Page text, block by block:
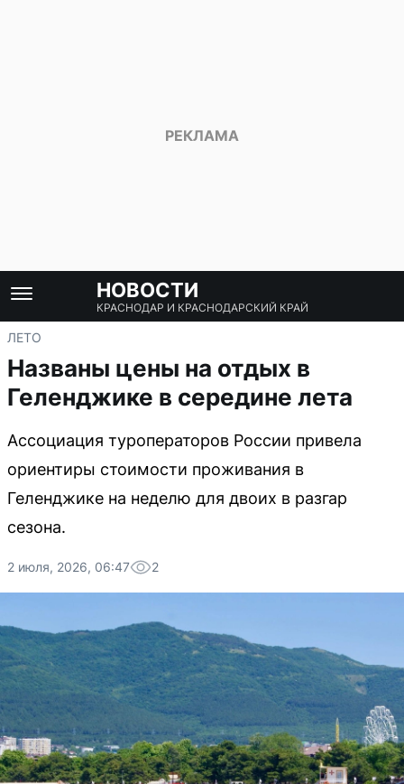
НОВОСТИ
КРАСНОДАР И КРАСНОДАРСКИЙ КРАЙ
ЛЕТО
Названы цены на отдых в
Геленджике в середине лета
Ассоциация туроператоров России привела
ориентиры стоимости проживания в
Геленджике на неделю для двоих в разгар
сезона.
2 июля, 2026, 06:47 2